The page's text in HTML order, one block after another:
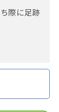
際に足跡